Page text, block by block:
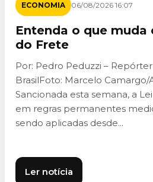
ECONOMIA 06/08/2026 16:07
Entenda o que muda
do Frete
Por: Pedro Peduzzi –
BrasilFoto: Marcelo Camargo/
Sancionada esta semana, a
em regras permanentes
sendo aplicadas desde...
Ler notícia